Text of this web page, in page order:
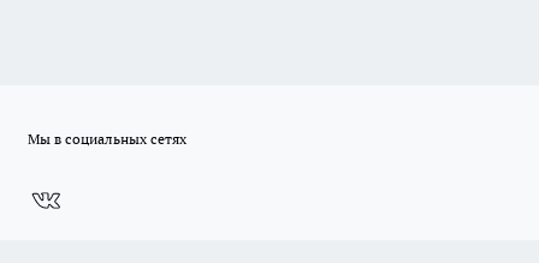
Мы в социальных сетях